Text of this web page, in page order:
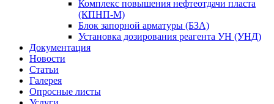
Комплекс повышения нефтеотдачи пласта
(КПНП-М)
Блок запорной арматуры (БЗА)
Установка дозирования реагента УН (УНД)
Документация
Новости
Статьи
Галерея
Опросные листы